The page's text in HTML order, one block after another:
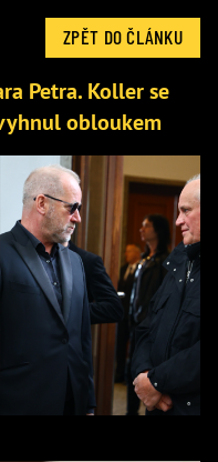
ZPĚT DO ČLÁNKU
Petra. Koller se
obloukem